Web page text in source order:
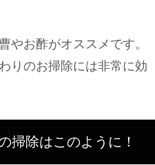
やお酢がオススメです。
りのお掃除には非常に効
掃除はこのように！